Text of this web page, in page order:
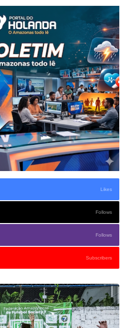
Likes
Follows
Follows
Subscribers